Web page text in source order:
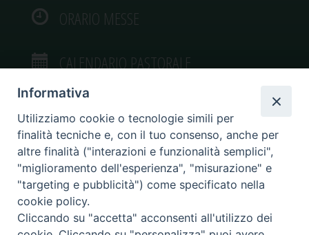
ORARIO MESSE
CALENDARIO PASTORALE
VIDEOGALLERY
PHOTOGALLERY
Informativa
Utilizziamo cookie o tecnologie simili per
finalità tecniche e, con il tuo consenso, anche per
altre finalità ("interazioni e funzionalità semplici",
"miglioramento dell'esperienza", "misurazione" e
"targeting e pubblicità") come specificato nella
cookie policy.
Cliccando su "accetta" acconsenti all'utilizzo dei